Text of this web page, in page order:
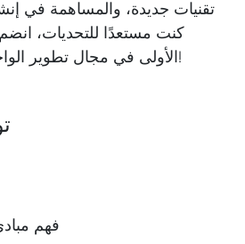
تقنيات جديدة، والمساهمة في
كنت مستعدًا للتحديات، انضم
الأولى في مجال تطوير الواجهات الأمامية المثير!
فهم